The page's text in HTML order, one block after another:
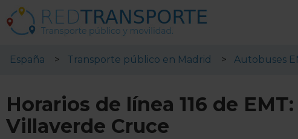
España Transporte público en Madrid Autobuses
Horarios de línea 116 de
Villaverde Cruce